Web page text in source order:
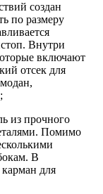
создан
по размеру
Внутри
включают
отсек для
из прочного
Помимо
В
для